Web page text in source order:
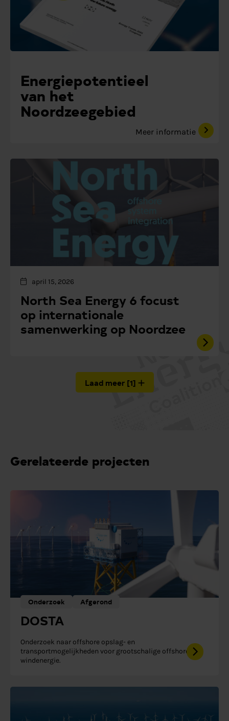
Energiepotentieel
van het
Noordzeegebied
Meer informatie
april 15, 2026
North Sea Energy 6 focust
op internationale
samenwerking op Noordzee
Laad meer [1]
Gerelateerde projecten
Onderzoek Afgerond
DOSTA
Onderzoek naar offshore opslag- en
transportmogelijkheden voor grootschalige offshore
windenergie.